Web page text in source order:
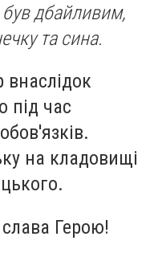
дбайливим,
та сина.
під час
на кладовищі
Герою!